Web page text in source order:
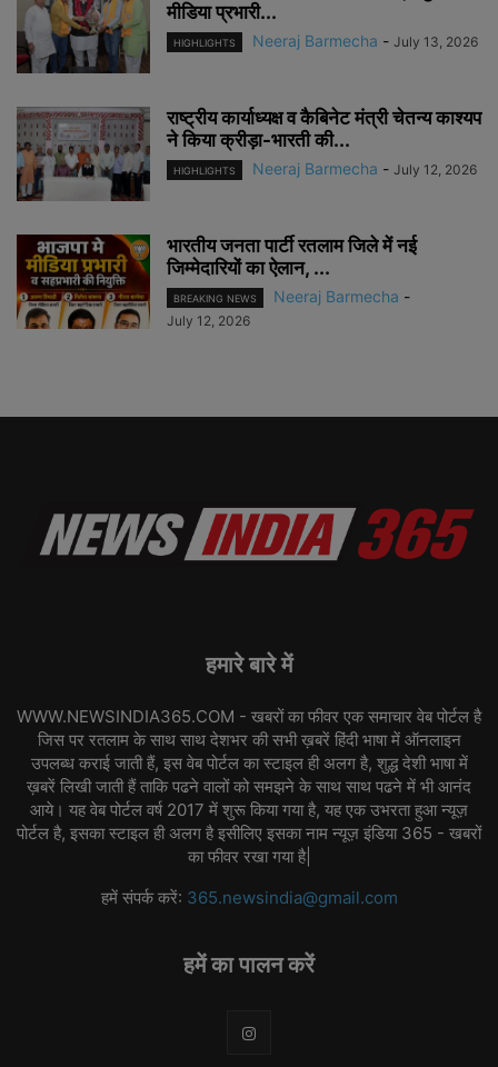
मीडिया प्रभारी...
HIGHLIGHTS Neeraj Barmecha - July 13, 2026
राष्ट्रीय कार्याध्यक्ष व कैबिनेट मंत्री चेतन्य काश्यप
ने किया क्रीड़ा-भारती की...
HIGHLIGHTS Neeraj Barmecha - July 12, 2026
भारतीय जनता पार्टी रतलाम जिले में नई
जिम्मेदारियों का ऐलान, ...
BREAKING NEWS Neeraj Barmecha -
July 12, 2026
हमारे बारे में
WWW.NEWSINDIA365.COM - खबरों का फीवर एक समाचार वेब पोर्टल है
जिस पर रतलाम के साथ साथ देशभर की सभी ख़बरें हिंदी भाषा में ऑनलाइन
उपलब्ध कराई जाती हैं, इस वेब पोर्टल का स्टाइल ही अलग है, शुद्ध देशी भाषा में
ख़बरें लिखी जाती हैं ताकि पढने वालों को समझने के साथ साथ पढने में भी आनंद
आये। यह वेब पोर्टल वर्ष 2017 में शुरू किया गया है, यह एक उभरता हुआ न्यूज़
पोर्टल है, इसका स्टाइल ही अलग है इसीलिए इसका नाम न्यूज़ इंडिया 365 - खबरों
का फीवर रखा गया है|
हमें संपर्क करें: 365.newsindia@gmail.com
हमें का पालन करें